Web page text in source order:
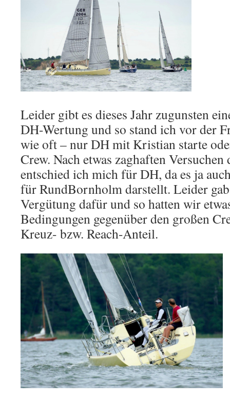
Leider gibt es dieses Jahr zugunsten
DH-Wertung und so stand ich vor der
wie oft – nur DH mit Kristian starte
Crew. Nach etwas zaghaften Versuchen
entschied ich mich für DH, da es ja
für RundBornholm darstellt. Leider
Vergütung dafür und so hatten wir
Bedingungen gegenüber den großen
Kreuz- bzw. Reach-Anteil.